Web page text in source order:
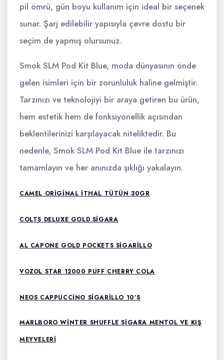
pil ömrü, gün boyu kullanım için ideal bir seçenek
sunar. Şarj edilebilir yapısıyla çevre dostu bir
seçim de yapmış olursunuz.
Smok SLM Pod Kit Blue, moda dünyasının önde
gelen isimleri için bir zorunluluk haline gelmiştir.
Tarzınızı ve teknolojiyi bir araya getiren bu ürün,
hem estetik hem de fonksiyonellik açısından
beklentilerinizi karşılayacak niteliktedir. Bu
nedenle, Smok SLM Pod Kit Blue ile tarzınızı
tamamlayın ve her anınızda şıklığı yakalayın.
CAMEL ORIGINAL ITHAL TÜTÜN 30GR
COLTS DELUXE GOLD SIGARA
AL CAPONE GOLD POCKETS SIGARILLO
VOZOL STAR 12000 PUFF CHERRY COLA
NEOS CAPPUCCINO SIGARILLO 10’S
MARLBORO WINTER SHUFFLE SIGARA MENTOL VE KIŞ
MEYVELERI